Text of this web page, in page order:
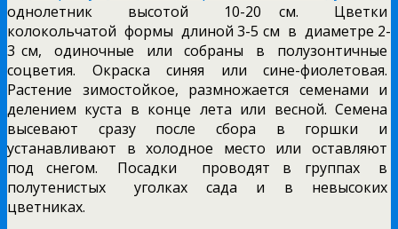
однолетник высотой 10-20 см. Цветки
колокольчатой формы длиной 3-5 см в диаметре 2-
3 см, одиночные или собраны в полузонтичные
соцветия. Окраска синяя или сине-фиолетовая.
Растение зимостойкое, размножается семенами и
делением куста в конце лета или весной. Семена
высевают сразу после сбора в горшки и
устанавливают в холодное место или оставляют
под снегом. Посадки проводят в группах в
полутенистых уголках сада и в невысоких
цветниках.